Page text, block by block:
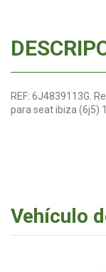
REF: 6J4839113G.
para seat ibiza (6j5)
Vehículo